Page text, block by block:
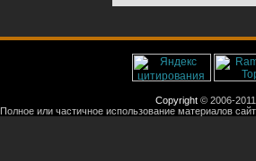
Copyright © 2006-
Полное или частичное использование материалов